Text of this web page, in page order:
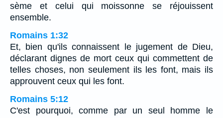
sème et celui qui moissonne se réjouissent
ensemble.
Romains 1:32
Et, bien qu'ils connaissent le jugement de Dieu,
déclarant dignes de mort ceux qui commettent de
telles choses, non seulement ils les font, mais ils
approuvent ceux qui les font.
Romains 5:12
C'est pourquoi, comme par un seul homme le